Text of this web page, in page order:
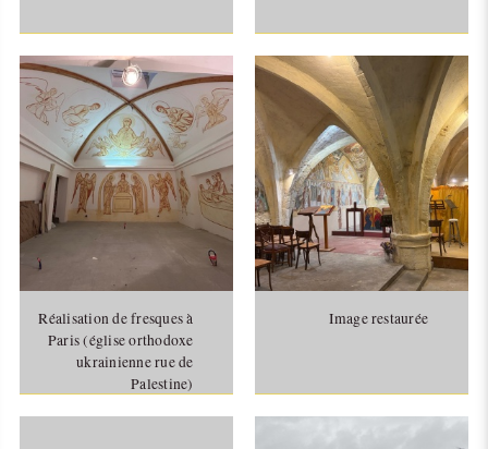
Réalisation de fresques à
Paris (église orthodoxe
ukrainienne rue de
Palestine)
Image restaurée